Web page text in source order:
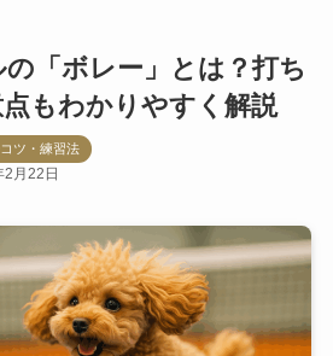
「ボレー」とは？打ち
もわかりやすく解説
ツ・練習法
月22日